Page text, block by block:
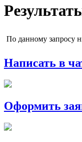
По данному запросу
Написать в
Оформить